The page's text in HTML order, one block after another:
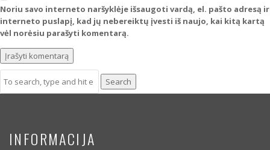
Noriu savo interneto naršyklėje išsaugoti vardą, el. pašto adresą ir
interneto puslapį, kad jų nebereiktų įvesti iš naujo, kai kitą kartą
vėl norėsiu parašyti komentarą.
Search
INFORMACIJA